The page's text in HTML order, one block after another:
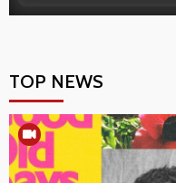
TOP NEWS